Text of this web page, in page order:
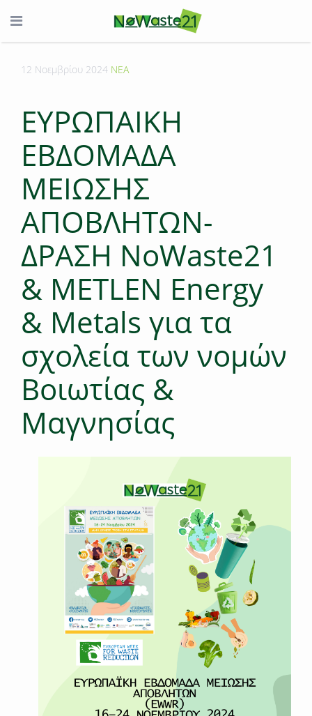
12 Νοεμβρίου 2024 ΝΕΑ
EYΡΩΠΑΙΚΗ
ΕΒΔΟΜΑΔΑ
ΜΕΙΩΣΗΣ
ΑΠΟΒΛΗΤΩΝ-
ΔΡΑΣΗ NoWaste21
& METLEN Energy
& Metals για τα
σχολεία των νομών
Βοιωτίας &
Μαγνησίας